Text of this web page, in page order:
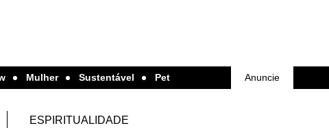
Mulher Sustentável Pet Anuncie
ESPIRITUALIDADE